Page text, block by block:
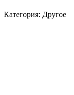
Категория: Другое